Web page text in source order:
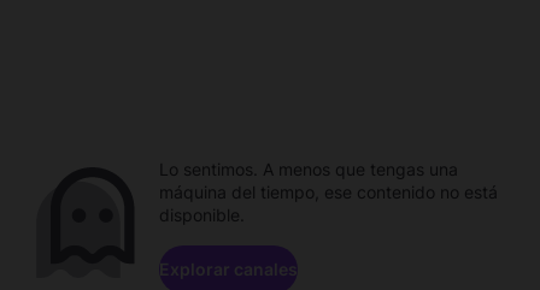
Lo sentimos. A menos que tengas una
máquina del tiempo, ese contenido no está
disponible.
Explorar canales